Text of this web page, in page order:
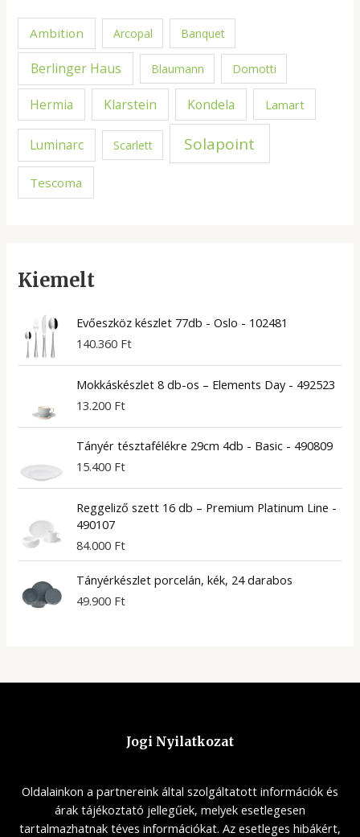
Ambition Arcopal Banquet
Berlinger Haus Blaumann Domotti
Hermia Klarstein Kondela Lamart
Luminarc Scarlett Solapoint
Tescoma
Kiemelt
Evőeszköz készlet 77db - Oslo - 102481
140.360 Ft
Mokkáskészlet 8 db-os – Elements Day - 492523
13.200 Ft
Tányér tésztafélékre 29cm 4db - Basic - 490809
15.400 Ft
Reggeliző szett 16 db – Premium Platinum Line -
490107
84.000 Ft
Tányérkészlet porcelán, kék, 24 darabos
49.900 Ft
Jogi Nyilatkozat
Oldalainkon a partnereink által szolgáltatott információk és
árak tájékoztató jellegűek, melyek esetlegesen
tartalmazhatnak téves információkat. Az esetleges hibákért,